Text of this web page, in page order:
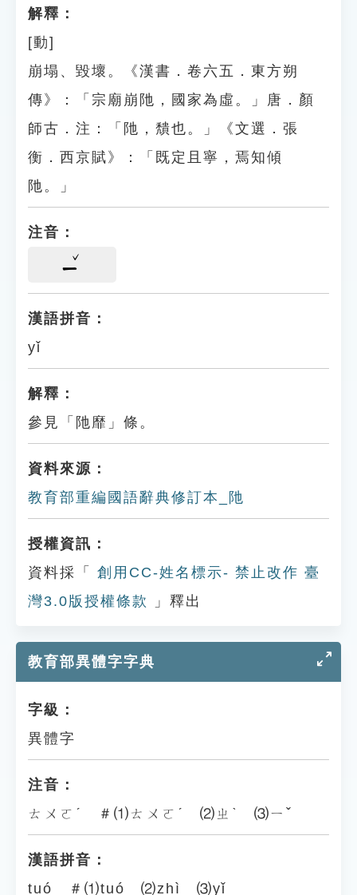
解釋：
[動]
崩塌、毀壞。《漢書．卷六五．東方朔
傳》：「宗廟崩阤，國家為虛。」唐．顏
師古．注：「阤，穨也。」《文選．張
衡．西京賦》：「既定且寧，焉知傾
阤。」
注音：
ㄧ
漢語拼音：
yǐ
解釋：
參見「阤靡」條。
資料來源：
教育部重編國語辭典修訂本_阤
授權資訊：
資料採「
創用CC-姓名標示- 禁止改作 臺
灣3.0版授權條款
」釋出
教育部異體字字典
字級：
異體字
注音：
ㄊㄨㄛˊ ＃⑴ㄊㄨㄛˊ ⑵ㄓˋ ⑶ㄧˇ
漢語拼音：
tuó ＃⑴tuó ⑵zhì ⑶yǐ